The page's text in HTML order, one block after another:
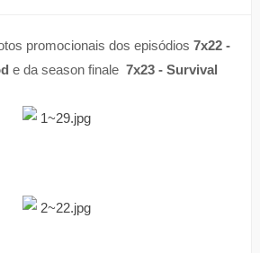
promocionais dos episódios 7x22 -
e da season finale 7x23 - Survival